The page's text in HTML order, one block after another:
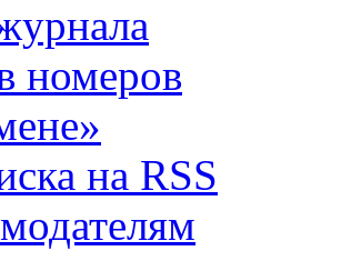
номеров
на RSS